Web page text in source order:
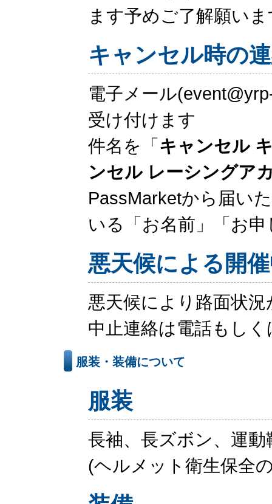
ます予めご了解願い
キャンセル時の
電子メール
受け付けます
件名を「キャンセル
ンセル レーシングア
PassMarketから届い
いる「お名前」「お
悪天候による開
悪天候により路面状
中止連絡は電話もし
服装・装備について
服装
長袖、長ズボン、運
(ヘルメット衛生保全